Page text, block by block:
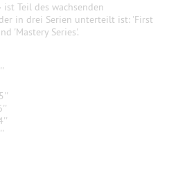
Teil des wachsenden
in drei Serien unterteilt ist: 'First
'Mastery Series'.